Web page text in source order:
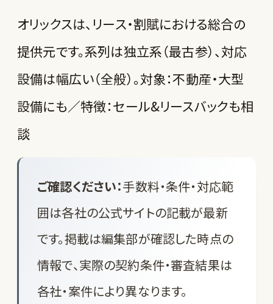
オリックスは、リース・割賦における総合の
提供元です。系列は独立系（最古参）、対応
設備は幅広い（全般）。対象：不動産・大型
設備にも／特徴：セール&リースバックも相
談
ご確認ください：手数料・条件・対応範
囲は各社の公式サイトの記載が最新
です。掲載は編集部が確認した時点の
情報で、実際の契約条件・審査結果は
各社・案件により異なります。